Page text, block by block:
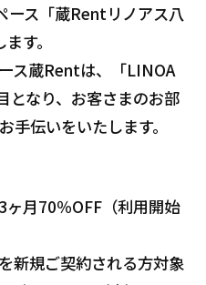
ース「蔵Rentリノアス八
す。
ス蔵Rentは、「LINOA
となり、お客さまのお部
手伝いをいたします。
ヶ月70％OFF（利用開始
新規ご契約される方対象